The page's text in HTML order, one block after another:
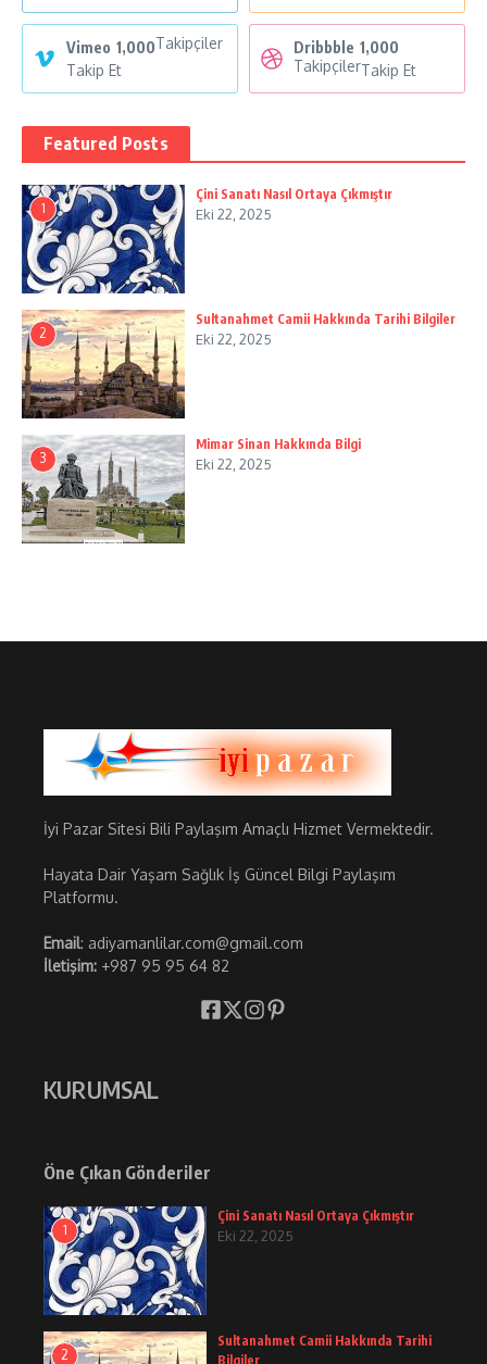
Vimeo 1,000Takipçiler
Takip Et
Dribbble 1,000
TakipçilerTakip Et
Featured Posts
1
Çini Sanatı Nasıl Ortaya Çıkmıştır
Eki 22, 2025
2
Sultanahmet Camii Hakkında Tarihi Bilgiler
Eki 22, 2025
3
Mimar Sinan Hakkında Bilgi
Eki 22, 2025
İyi Pazar Sitesi Bili Paylaşım Amaçlı Hizmet Vermektedir.
Hayata Dair Yaşam Sağlık İş Güncel Bilgi Paylaşım
Platformu.
Email: adiyamanlilar.com@gmail.com
İletişim: +987 95 95 64 82
KURUMSAL
Öne Çıkan Gönderiler
1
Çini Sanatı Nasıl Ortaya Çıkmıştır
Eki 22, 2025
2
Sultanahmet Camii Hakkında Tarihi
Bilgiler